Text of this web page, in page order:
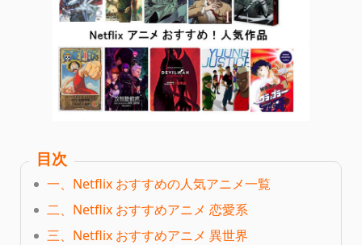
目次
一、Netflix おすすめの人気アニメ一覧
二、Netflix おすすめアニメ 恋愛系
三、Netflix おすすめアニメ 異世界